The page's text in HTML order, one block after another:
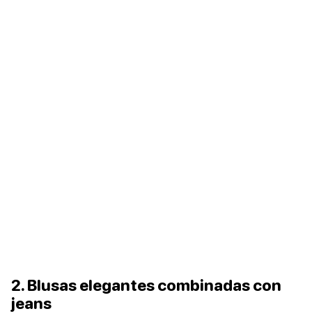
2. Blusas elegantes combinadas con
jeans